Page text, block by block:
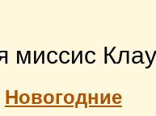
миссис
Новогодние